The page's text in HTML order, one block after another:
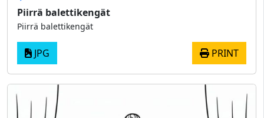
Piirrä balettikengät
Piirrä balettikengät
JPG PRINT